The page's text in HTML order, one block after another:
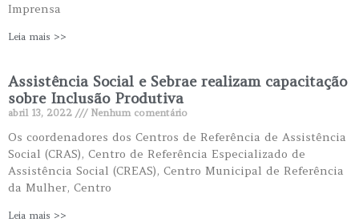
Imprensa
Leia mais >>
Assistência Social e Sebrae realizam capacitação
sobre Inclusão Produtiva
abril 13, 2022 Nenhum comentário
Os coordenadores dos Centros de Referência de Assistência
Social (CRAS), Centro de Referência Especializado de
Assistência Social (CREAS), Centro Municipal de Referência
da Mulher, Centro
Leia mais >>